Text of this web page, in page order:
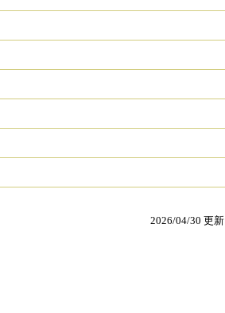
2026/04/30 更新